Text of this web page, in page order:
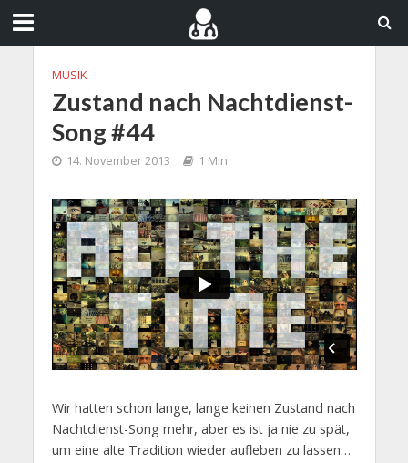
MUSIK
Zustand nach Nachtdienst-
Song #44
14. November 2013 1 Min
Wir hatten schon lange, lange keinen Zustand nach
Nachtdienst-Song mehr, aber es ist ja nie zu spät,
um eine alte Tradition wieder aufleben zu lassen…